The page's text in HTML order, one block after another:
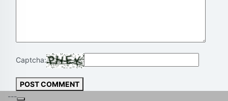
Captcha:
POST COMMENT
---